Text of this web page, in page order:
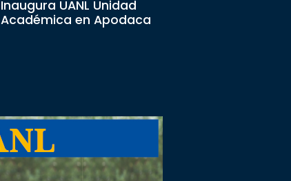
Inaugura UANL Unidad
Académica en Apodaca